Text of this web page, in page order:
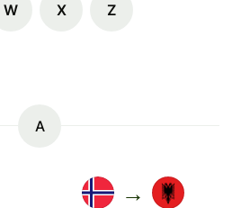
W X Z
A
→